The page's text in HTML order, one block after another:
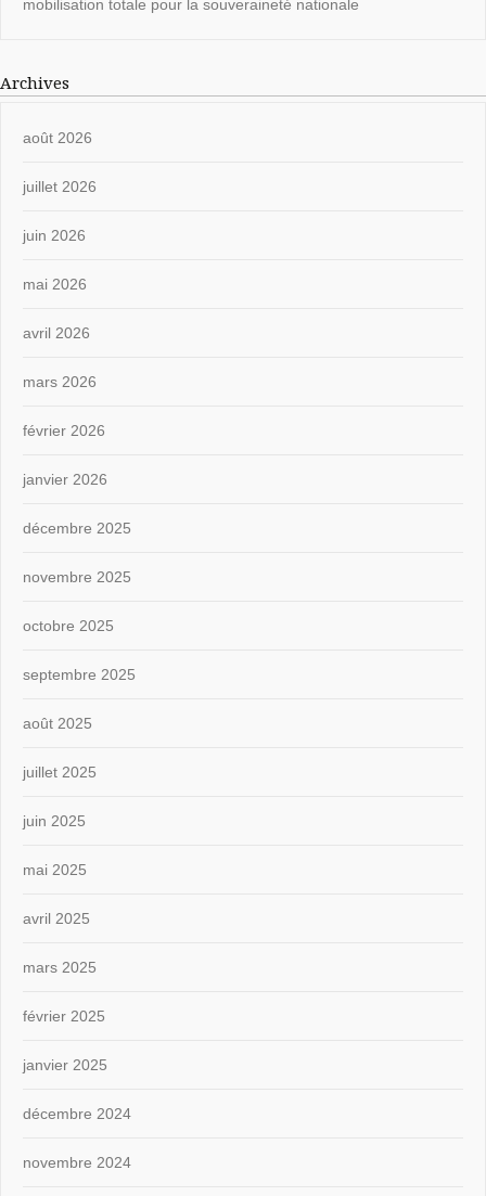
mobilisation totale pour la souveraineté nationale
Archives
août 2026
juillet 2026
juin 2026
mai 2026
avril 2026
mars 2026
février 2026
janvier 2026
décembre 2025
novembre 2025
octobre 2025
septembre 2025
août 2025
juillet 2025
juin 2025
mai 2025
avril 2025
mars 2025
février 2025
janvier 2025
décembre 2024
novembre 2024